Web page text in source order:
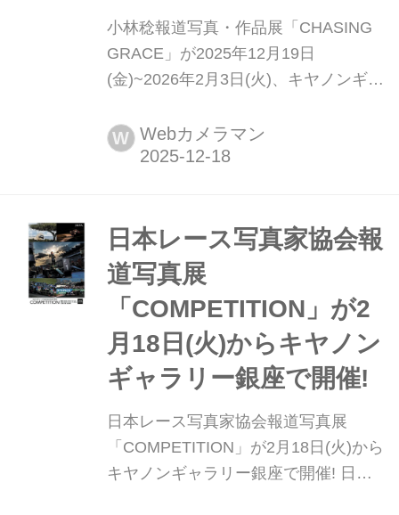
小林稔報道写真・作品展「CHASING
GRACE」が2025年12月19日
(金)~2026年2月3日(火)、キヤノンギャ
家協会(JRPA)会長であり、精力的に作
品活動を展開する小林稔氏によるモー
おける人とクルマが共に戦う時間とそ
こに生まれるドラマを写した報道写真
と、時代ごとに変化するデザインや空
気感を捉えたロードカ...
W Webカメラマン
日本レース写真家協会報
道写真展
「COMPETITION」が2
月18日(火)からキヤノン
ギャラリー銀座で開催!
日本レース写真家協会報道写真展
「COMPETITION」が2月18日(火)から
キヤノンギャラリー銀座で開催! 日本